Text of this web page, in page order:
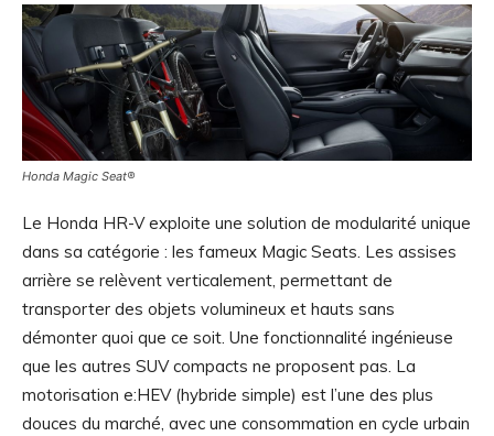
Honda Magic Seat®
Le Honda HR-V exploite une solution de modularité unique
dans sa catégorie : les fameux Magic Seats. Les assises
arrière se relèvent verticalement, permettant de
transporter des objets volumineux et hauts sans
démonter quoi que ce soit. Une fonctionnalité ingénieuse
que les autres SUV compacts ne proposent pas. La
motorisation e:HEV (hybride simple) est l’une des plus
douces du marché, avec une consommation en cycle urbain